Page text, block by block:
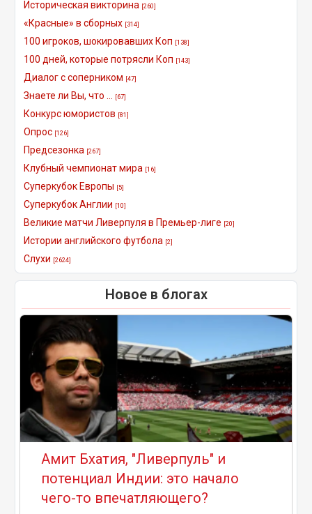
Историческая викторина [260]
«Красные» в сборных [314]
100 игроков, шокировавших Коп [138]
100 дней, которые потрясли Коп [143]
Диалог с соперником [47]
Знаете ли Вы, что ... [67]
Конкурс юмористов [81]
Опрос [126]
Предсезонка [267]
Клубный чемпионат мира [16]
Суперкубок Европы [5]
Суперкубок Англии [10]
Великие матчи Ливерпуля в Премьер-лиге [20]
Истории английского футбола [2]
Слухи [2624]
Новое в блогах
Амит Бхатия, "Ливерпуль" и
потенциал Индии: это начало
чего-то впечатляющего?